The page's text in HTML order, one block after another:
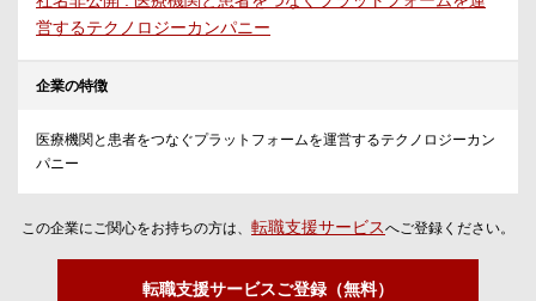
営するテクノロジーカンパニー
企業の特徴
医療機関と患者をつなぐプラットフォームを運営するテクノロジーカン
パニー
この企業にご関心をお持ちの方は、 転職支援サービスへご登録ください。
転職支援サービスご登録（無料）